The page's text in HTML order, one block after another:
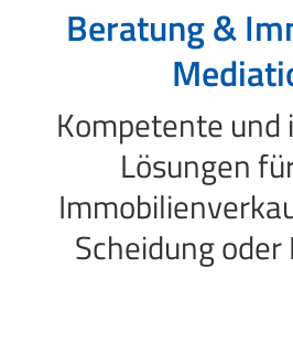
Beratung &
Kompetente und
Lösungen
Scheidung